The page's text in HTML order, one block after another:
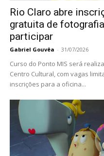
Rio Claro abre
gratuita de
participar
Gabriel Gouvêa - 31/07/2026
Curso do Ponto MIS será
Centro Cultural, com vagas
inscrições para a oficina...